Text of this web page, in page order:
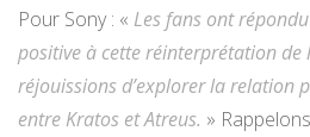
Pour Sony : « Les fans ont
positive à cette réinterprétation de
réjouissions d’explorer la relation
entre Kratos et Atreus. » Rappelons